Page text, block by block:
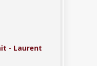
- Laurent